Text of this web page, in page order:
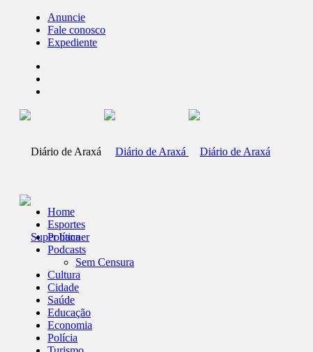
Anuncie
Fale conosco
Expediente
Home
Esportes
Política
Podcasts
Sem Censura
Cultura
Cidade
Saúde
Educação
Economia
Polícia